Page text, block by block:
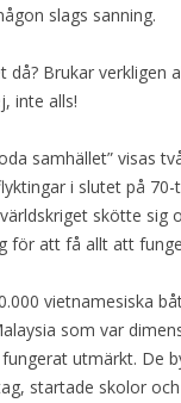
slags sanning.
Brukar verkligen
inte alls!
samhället” visas
i slutet på
skötte sig
för att få allt att
vietnamesiska
som var
utmärkt. De
startade skolor